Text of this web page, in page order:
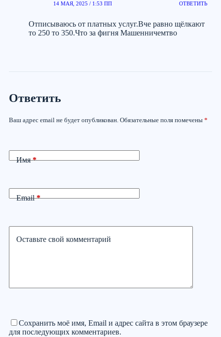
14 МАЯ, 2025 / 1:53 ПП ОТВЕТИТЬ
Отписываюсь от платных услуг.Вче равно щёлкают
то 250 то 350.Что за фигня Машенничемтво
Ответить
Ваш адрес email не будет опубликован. Обязательные поля помечены *
Имя*
Email*
Оставьте свой комментарий
Сохранить моё имя, Email и адрес сайта в этом браузере
для последующих комментариев.